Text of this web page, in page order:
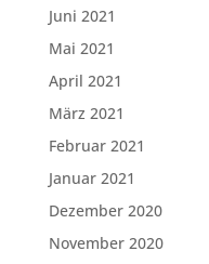
Juni 2021
Mai 2021
April 2021
März 2021
Februar 2021
Januar 2021
Dezember 2020
November 2020